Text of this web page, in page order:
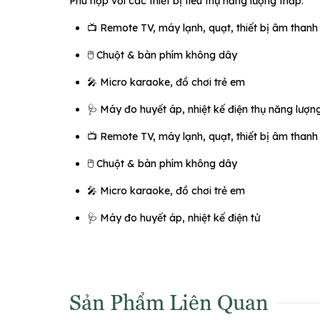
📺 Remote TV, máy lạnh, quạt, thiết bị âm thanh
🖱️ Chuột & bàn phím không dây
🎤 Micro karaoke, đồ chơi trẻ em
🩺 Máy đo huyết áp, nhiệt kế điện thụ năng
📺 Remote TV, máy lạnh, quạt, thiết bị âm thanh
🖱️ Chuột & bàn phím không dây
🎤 Micro karaoke, đồ chơi trẻ em
🩺 Máy đo huyết áp, nhiệt kế điện tử
Sản Phẩm Liên Quan